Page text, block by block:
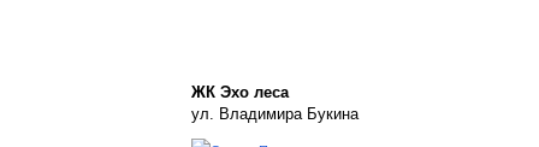
ЖК Эхо леса
ул. Владимира Букина